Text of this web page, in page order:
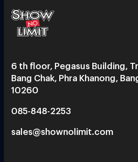
6 th floor, Pegasus Building,
Bang Chak, Phra Khanong,
10260
085-848-2253
sales@shownolimit.com